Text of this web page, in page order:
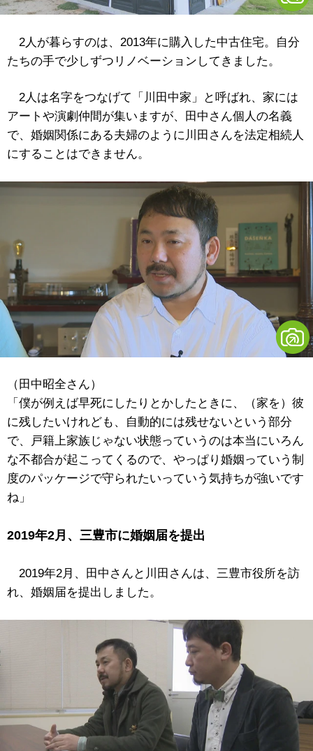
2人が暮らすのは、2013年に購入した中古住宅。自分
たちの手で少しずつリノベーションしてきました。
2人は名字をつなげて「川田中家」と呼ばれ、家には
アートや演劇仲間が集いますが、田中さん個人の名義
で、婚姻関係にある夫婦のように川田さんを法定相続人
にすることはできません。
（田中昭全さん）
「僕が例えば早死にしたりとかしたときに、（家を）彼
に残したいけれども、自動的には残せないという部分
で、戸籍上家族じゃない状態っていうのは本当にいろん
な不都合が起こってくるので、やっぱり婚姻っていう制
度のパッケージで守られたいっていう気持ちが強いです
ね」
2019年2月、三豊市に婚姻届を提出
2019年2月、田中さんと川田さんは、三豊市役所を訪
れ、婚姻届を提出しました。